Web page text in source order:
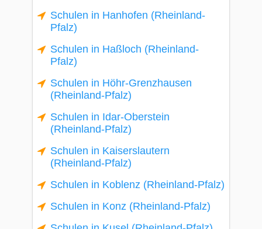
Schulen in Hanhofen (Rheinland-
Pfalz)
Schulen in Haßloch (Rheinland-
Pfalz)
Schulen in Höhr-Grenzhausen
(Rheinland-Pfalz)
Schulen in Idar-Oberstein
(Rheinland-Pfalz)
Schulen in Kaiserslautern
(Rheinland-Pfalz)
Schulen in Koblenz (Rheinland-Pfalz)
Schulen in Konz (Rheinland-Pfalz)